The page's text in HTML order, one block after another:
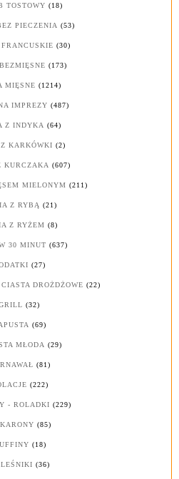
TOSTOWY (18)
PIECZENIA (53)
(30)
(173)
MIĘSNE (1214)
IMPREZY (487)
Z INDYKA (64)
KARKÓWKI (2)
KURCZAKA (607)
MIELONYM (211)
Z RYBĄ (21)
Z RYŻEM (8)
30 MINUT (637)
(27)
DROŻDŻOWE (22)
(32)
(69)
MŁODA (29)
(81)
(222)
- ROLADKI (229)
(85)
(18)
(36)